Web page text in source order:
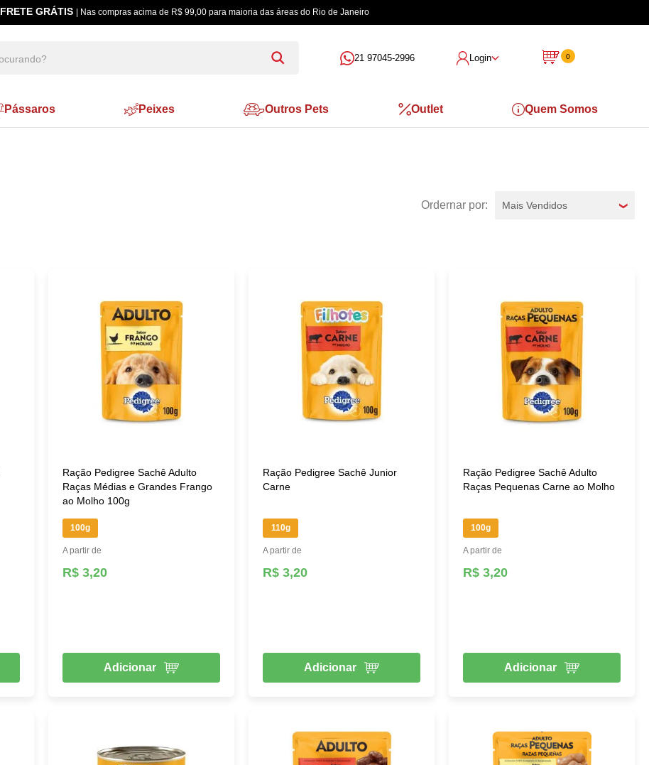
FRETE GRÁTIS | Nas compras acima de R$ 99,00 para maioria das áreas do Rio de Janeiro
21 97045-2996 Login 0
Pássaros Peixes Outros Pets Outlet Quem Somos
Mais Vendidos
Ração Pedigree Sachê Adulto
Raças Médias e Grandes Frango
ao Molho 100g
100g
A partir de
R$ 3,20
Adicionar
Ração Pedigree Sachê Junior
Carne
110g
A partir de
R$ 3,20
Adicionar
Ração Pedigree Sachê Adulto
Raças Pequenas Carne ao Molho
100g
A partir de
R$ 3,20
Adicionar